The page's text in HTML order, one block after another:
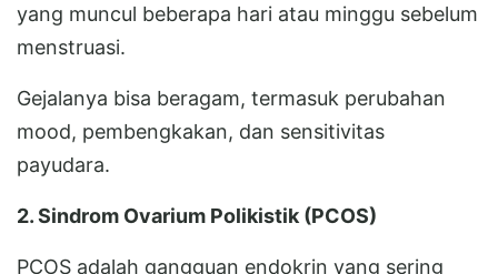
yang muncul beberapa hari atau minggu sebelum
menstruasi.
Gejalanya bisa beragam, termasuk perubahan
mood, pembengkakan, dan sensitivitas
payudara.
2. Sindrom Ovarium Polikistik (PCOS)
PCOS adalah gangguan endokrin yang sering